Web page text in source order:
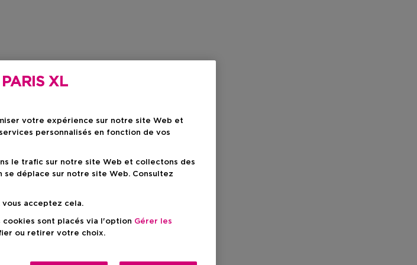
PARIS XL
votre expérience sur notre site Web et
personnalisés en fonction de vos
le trafic sur notre site Web et collectons des
se déplace sur notre site Web. Consultez
vous acceptez cela.
cookies sont placés via l'option Gérer les
ou retirer votre choix.